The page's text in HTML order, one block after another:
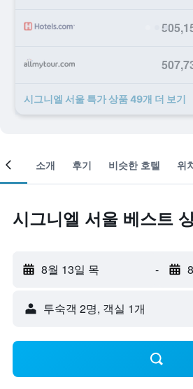
시그니엘 서울 ​특가 ​상품 49개 ​더 ​보기
객실 소개 후기 비슷한 호텔 위
시그니엘 서울 베스트
8월 13일 목 -
​투숙객 2​명, ​객실 1개